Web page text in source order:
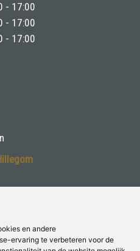
en andere
ervaring te verbeteren voor de
- 17:00
- 17:00
- 17:00